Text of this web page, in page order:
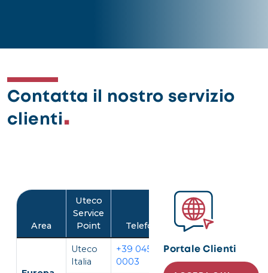
Contatta il nostro servizio
clienti
Area
Uteco
Service
Point
Telefono Lingua
Uteco
Italia
+39 045 452
0003
IT, EN
Portale Clienti